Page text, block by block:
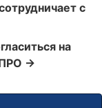
с
на
ПРО →